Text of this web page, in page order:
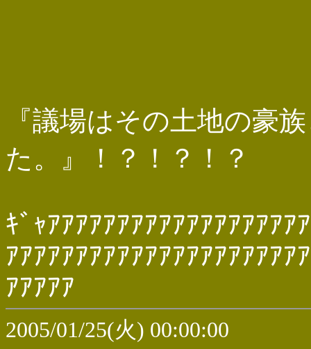
『議場はその土地の豪
た。』！？！？！？
ｷﾞｬｱｱｱｱｱｱｱｱｱｱｱｱｱｱｱｱｱｱ
ｱｱｱｱｱｱｱｱｱｱｱｱｱｱｱｱｱｱｱｱｱ
ｱｱｱｱｱ
2005/01/25(火) 00:00:00